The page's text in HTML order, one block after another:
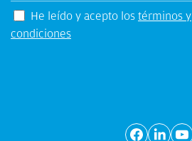
He leído y acepto los términos y
condiciones